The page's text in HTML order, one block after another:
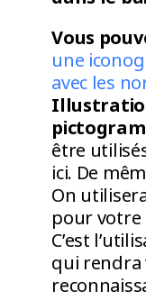
Vous
une
avec les
être
ici. De
On
pour votre
C’est
qui